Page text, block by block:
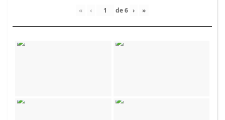
« ‹ de6 › »